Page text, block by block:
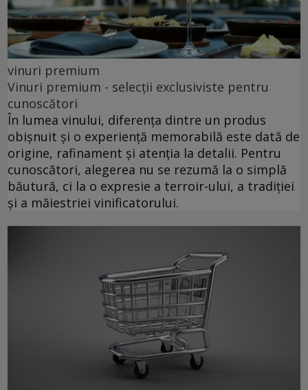
vinuri premium
Vinuri premium - selecții exclusiviste pentru
cunoscători
În lumea vinului, diferența dintre un produs
obișnuit și o experiență memorabilă este dată de
origine, rafinament și atenția la detalii. Pentru
cunoscători, alegerea nu se rezumă la o simplă
băutură, ci la o expresie a terroir-ului, a tradiției
și a măiestriei vinificatorului.